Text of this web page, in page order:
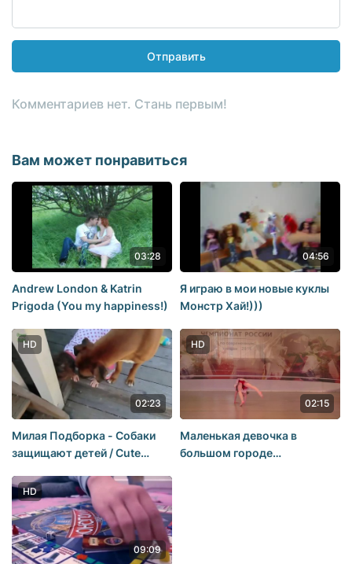
Отправить
Комментариев нет. Стань первым!
Вам может понравиться
03:28
Andrew London & Katrin
Prigoda (You my happiness!)
04:56
Я играю в мои новые куклы
Монстр Хай!)))
HD
02:23
Милая Подборка - Собаки
защищают детей / Cute
children
HD
02:15
Маленькая девочка в
большом городе
HD
09:09